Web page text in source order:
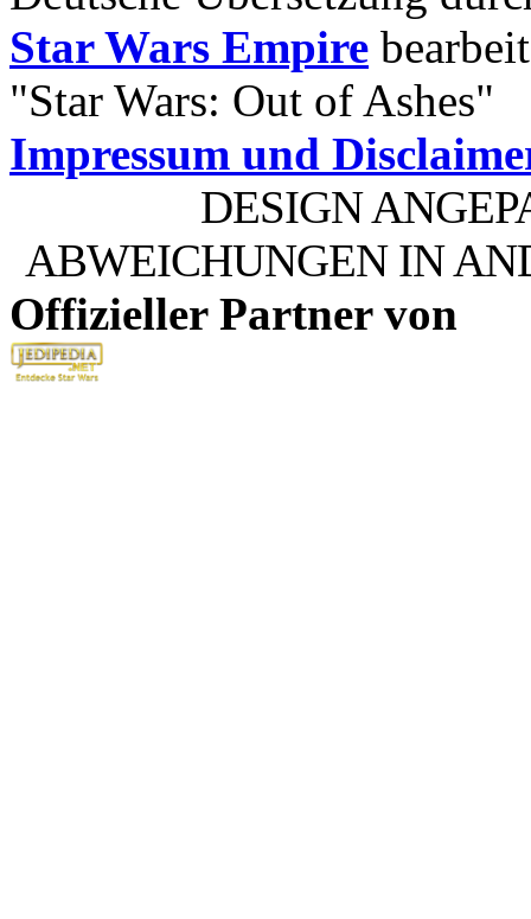
Star Wars Empire
"Star Wars: Out of Ashes"
Impressum und
DESIGN
ABWEICHUNGEN IN
Offizieller Partner von